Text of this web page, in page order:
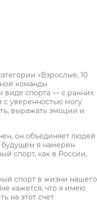
«Взрослые, 10
команды
виде спорта — с ранних
с уверенностью могу
выражать эмоции и
он объединяет людей
будущем я намерен
спорт, как в России,
спорт в жизни нашего
кажется, что я имею
на этот счет